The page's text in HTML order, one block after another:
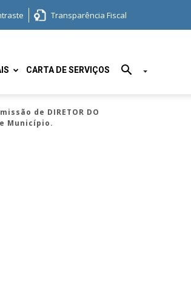
Transparência Fiscal
CARTA DE SERVIÇOS
de DIRETOR DO
Município.